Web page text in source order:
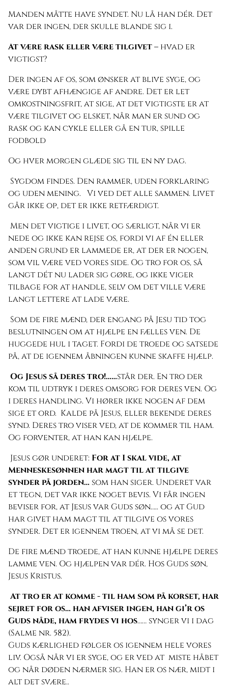
Manden måtte have syndet. Nu lå han dér. Det
var der ingen, der skulle blande sig i.
At være rask eller være tilgivet – hvad er
vigtigst?
Der ingen af os, som ønsker at blive syge, og
være dybt afhængige af andre. Det er let
omkostningsfrit, at sige, at det vigtigste er at
være tilgivet og elsket, når man er sund og
rask og kan cykle eller gå en tur, spille
fodbold
Og hver morgen glæde sig til en ny dag.
Sygdom findes. Den rammer, uden forklaring
og uden mening. Vi ved det alle sammen. Livet
går ikke op, det er ikke retfærdigt.
Men det vigtige i livet, og særligt, når vi er
nede og ikke kan rejse os, fordi vi af én eller
anden grund er lammede er, at der er nogen,
som vil være ved vores side. Og tro for os, så
langt dét nu lader sig gøre, og ikke viger
tilbage for at handle, selv om det ville være
langt lettere at lade være.
Som de fire mænd, der engang på Jesu tid tog
beslutningen om at hjælpe en fælles ven. De
huggede hul i taget. Fordi de troede og satsede
på, at de igennem åbningen kunne skaffe hjælp.
Og Jesus så deres tro!……står der. En tro der
kom til udtryk i deres omsorg for deres ven. Og
i deres handling. Vi hører ikke nogen af dem
sige et ord. Kalde på Jesus, eller bekende deres
synd. Deres tro viser ved, at de kommer til ham.
Og forventer, at han kan hjælpe.
Jesus gør underet: For at I skal vide, at
Menneskesønnen har magt til at tilgive
synder på jorden… som han siger. Underet var
et tegn, det var ikke noget bevis. Vi får ingen
beviser for, at Jesus var Guds søn….. og at Gud
har givet ham magt til at tilgive os vores
synder. Det er igennem troen, at vi må se det.
De fire mænd troede, at han kunne hjælpe deres
lamme ven. Og hjælpen var dér. Hos Guds søn,
Jesus Kristus.
At tro er at komme - til ham som på korset, har
sejret for os… han afviser ingen, han gi’r os
Guds nåde, ham frydes vi hos…… synger vi i dag
(Salme nr. 582).
Guds kærlighed følger os igennem hele vores
liv. Også når vi er syge, og er ved at miste håbet
og når døden nærmer sig. Han er os nær, midt i
alt det svære..